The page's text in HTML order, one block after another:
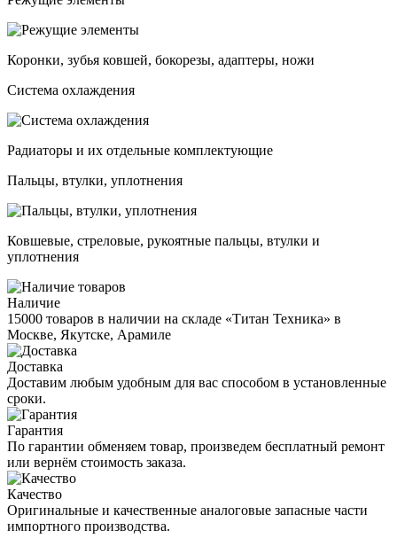
Коронки, зубья ковшей, бокорезы, адаптеры, ножи
Система охлаждения
Радиаторы и их отдельные комплектующие
Пальцы, втулки, уплотнения
Ковшевые, стреловые, рукоятные пальцы, втулки и
уплотнения
Наличие
15000 товаров в наличии на складе «Титан Техника» в
Москве, Якутске, Арамиле
Доставка
Доставим любым удобным для вас способом в установленные
сроки.
Гарантия
По гарантии обменяем товар, произведем бесплатный ремонт
или вернём стоимость заказа.
Качество
Оригинальные и качественные аналоговые запасные части
импортного производства.